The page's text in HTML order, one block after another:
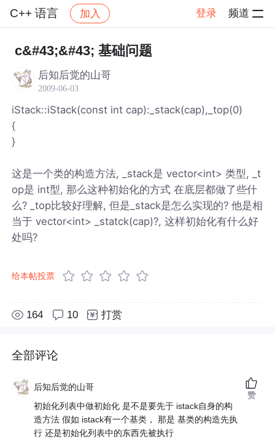
C++ 语言 加入 登录 频道
社区 C++ 语言 帖子详情
c&#43;&#43; 基础问题
后知后觉的山哥
2009-06-03
iStack::iStack(const int cap):_stack(cap),_top(0)
{
}
这是一个类的构造方法, _stack是 vector<int> 类型, _t
op是 int型, 那么这种初始化的方式 在底层都做了些什
么? _top比较好理解, 但是_stack是怎么实现的? 他是相
当于 vector<int> _statck(cap)?, 这样初始化有什么好
处吗?
给本帖投票
164 10 打赏
全部评论
后知后觉的山哥
初始化列表中做初始化 是不是要先于 istack自身的构
造方法 假如 istack有一个基类， 那是 基类的构造先执
行 还是初始化列表中的东西先被执行
赞